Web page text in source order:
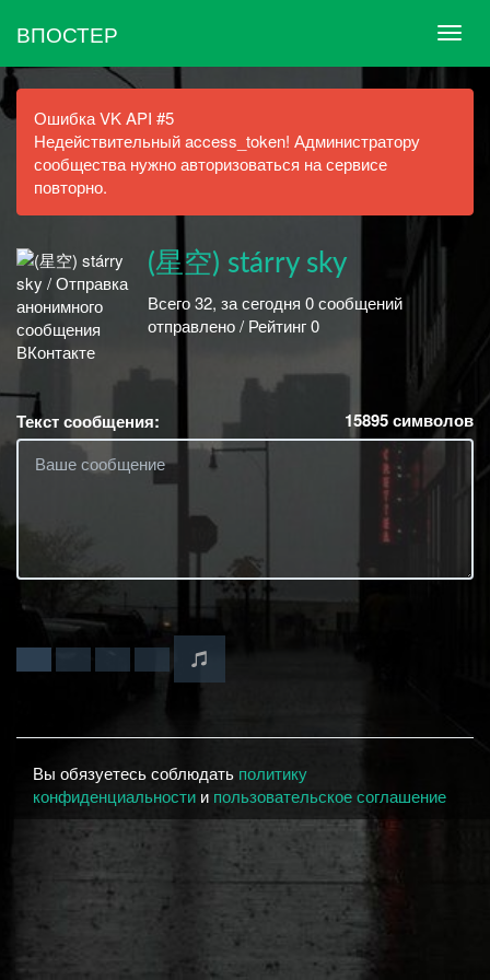
ВПОСТЕР
Ошибка VK API #5
Недействительный access_token! Администратору
сообщества нужно авторизоваться на сервисе
повторно.
(星空) stárry sky
Всего 32, за сегодня 0 сообщений
отправлено / Рейтинг 0
Текст сообщения: 15895символов
Вы обязуетесь соблюдать политику
конфиденциальности и пользовательское соглашение